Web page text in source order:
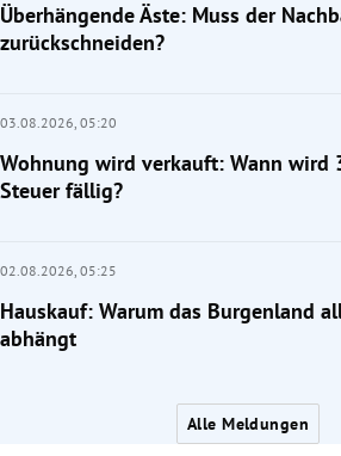
Überhängende Äste: Muss der
zurückschneiden?
03.08.2026, 05:20
Wohnung wird verkauft: Wann wird
Steuer fällig?
02.08.2026, 05:25
Hauskauf: Warum das Burgenland
abhängt
Alle Meldungen